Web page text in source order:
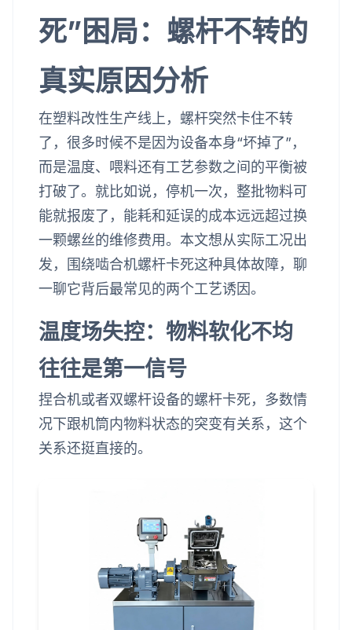
死”困局：螺杆不转的
真实原因分析
在塑料改性生产线上，螺杆突然卡住不转
了，很多时候不是因为设备本身“坏掉了”，
而是温度、喂料还有工艺参数之间的平衡被
打破了。就比如说，停机一次，整批物料可
能就报废了，能耗和延误的成本远远超过换
一颗螺丝的维修费用。本文想从实际工况出
发，围绕啮合机螺杆卡死这种具体故障，聊
一聊它背后最常见的两个工艺诱因。
温度场失控：物料软化不均
往往是第一信号
捏合机或者双螺杆设备的螺杆卡死，多数情
况下跟机筒内物料状态的突变有关系，这个
关系还挺直接的。